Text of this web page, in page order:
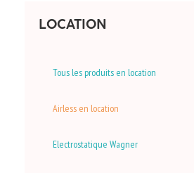
LOCATION
Tous les produits en location
Airless en location
Electrostatique Wagner